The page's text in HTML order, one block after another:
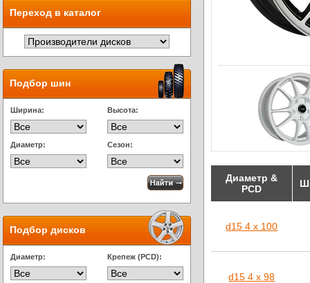
Переход в каталог
Подбор шин
Ширина: Высота:
Диаметр: Сезон:
Подбор дисков
Диаметр: Крепеж (PCD):
Диаметр &
PCD
d15 4 x 100
d15 4 x 98